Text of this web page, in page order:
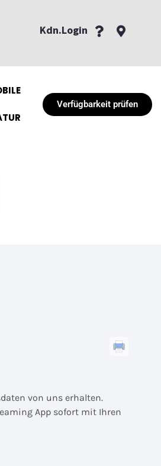
Kdn.Login
Verfügbarkeit prüfen
von uns erhalten.
App sofort mit Ihren